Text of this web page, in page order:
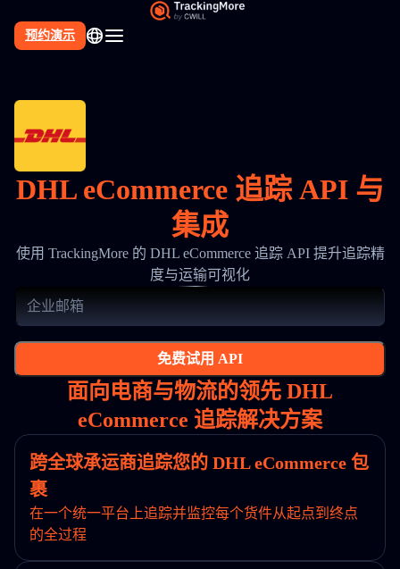
预约演示
DHL eCommerce 追踪 API 与
集成
使用 TrackingMore 的 DHL eCommerce 追踪 API 提升追踪精
度与运输可视化
免费试用 API
面向电商与物流的领先 DHL
eCommerce 追踪解决方案
跨全球承运商追踪您的 DHL eCommerce 包
裹
在一个统一平台上追踪并监控每个货件从起点到终点
的全过程